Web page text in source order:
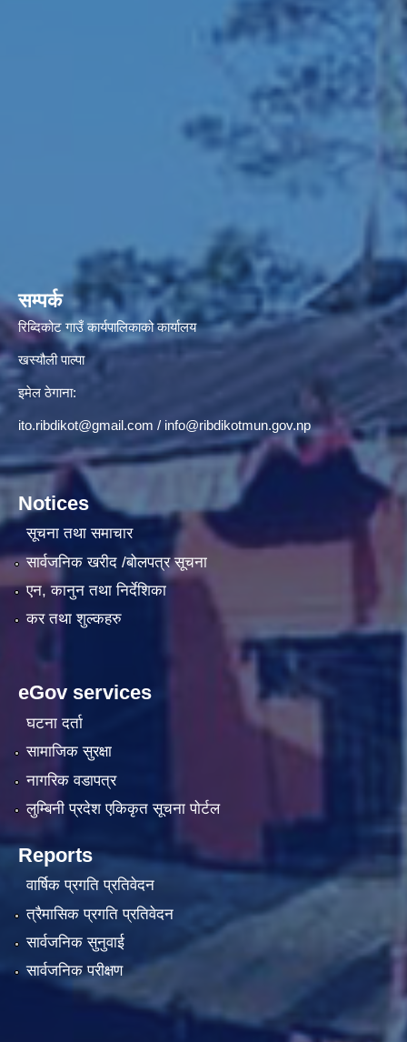
सम्पर्क
रिब्दिकोट गाउँ कार्यपालिकाको कार्यालय
खस्यौली पाल्पा
इमेल ठेगाना:
ito.ribdikot@gmail.com / info@ribdikotmun.gov.np
Notices
सूचना तथा समाचार
सार्वजनिक खरीद /बोलपत्र सूचना
एन, कानुन तथा निर्देशिका
कर तथा शुल्कहरु
eGov services
घटना दर्ता
सामाजिक सुरक्षा
नागरिक वडापत्र
लुम्बिनी प्रदेश एकिकृत सूचना पाेर्टल
Reports
वार्षिक प्रगति प्रतिवेदन
त्रैमासिक प्रगति प्रतिवेदन
सार्वजनिक सुनुवाई
सार्वजनिक परीक्षण